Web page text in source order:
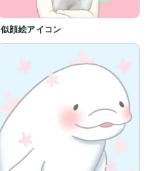
似顔絵アイコン